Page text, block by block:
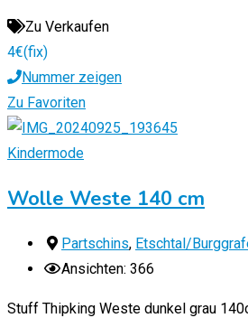
Zu Verkaufen
4€(fix)
Nummer zeigen
Zu Favoriten
Kindermode
Wolle Weste 140 cm
Partschins, Etschtal/
Ansichten: 366
Stuff Thipking Weste dunkel grau